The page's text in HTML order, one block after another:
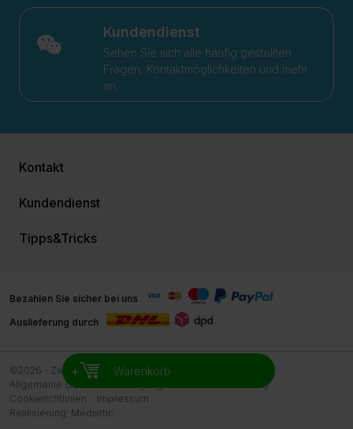
+ Warenkorb
Kundendienst
Sehen Sie sich alle häufig gestellten
Fragen, Kontaktmöglichkeiten und mehr
an.
Kontakt
Kundendienst
Tipps&Tricks
Bezahlen Sie sicher bei uns
Auslieferung durch
©2026 - Zwemreus
Allgemeine Geschäftsbedingungen Zwemreus
Privacy
Cookierichtlinien
Impressum
Realisierung: Mediattic